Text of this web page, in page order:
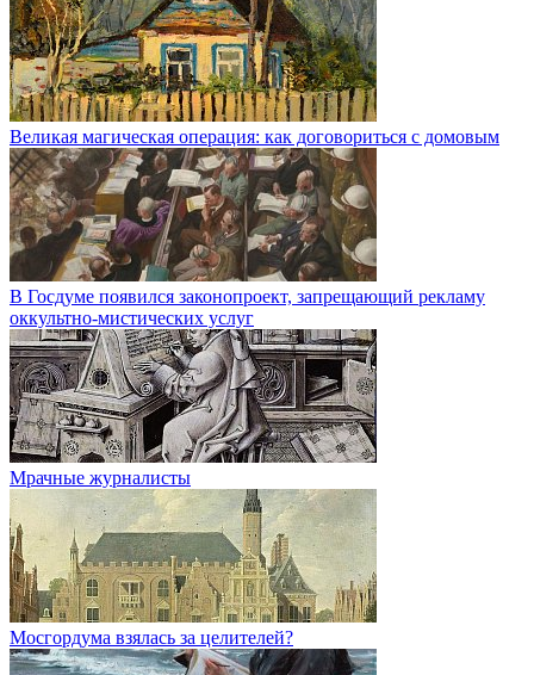
Великая магическая операция: как договориться с домовым
В Госдуме появился законопроект, запрещающий рекламу
оккультно-мистических услуг
Мрачные журналисты
Мосгордума взялась за целителей?